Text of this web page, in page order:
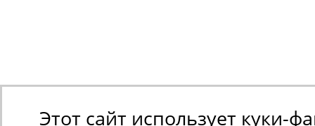
Этот сайт использует куки-